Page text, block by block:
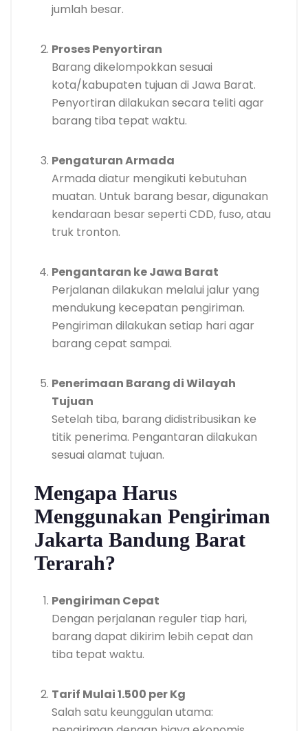
jumlah besar.
Proses Penyortiran
Barang dikelompokkan sesuai
kota/kabupaten tujuan di Jawa Barat.
Penyortiran dilakukan secara teliti agar
barang tiba tepat waktu.
Pengaturan Armada
Armada diatur mengikuti kebutuhan
muatan. Untuk barang besar, digunakan
kendaraan besar seperti CDD, fuso, atau
truk tronton.
Pengantaran ke Jawa Barat
Perjalanan dilakukan melalui jalur yang
mendukung kecepatan pengiriman.
Pengiriman dilakukan setiap hari agar
barang cepat sampai.
Penerimaan Barang di Wilayah
Tujuan
Setelah tiba, barang didistribusikan ke
titik penerima. Pengantaran dilakukan
sesuai alamat tujuan.
Mengapa Harus
Menggunakan Pengiriman
Jakarta Bandung Barat
Terarah?
Pengiriman Cepat
Dengan perjalanan reguler tiap hari,
barang dapat dikirim lebih cepat dan
tiba tepat waktu.
Tarif Mulai 1.500 per Kg
Salah satu keunggulan utama: